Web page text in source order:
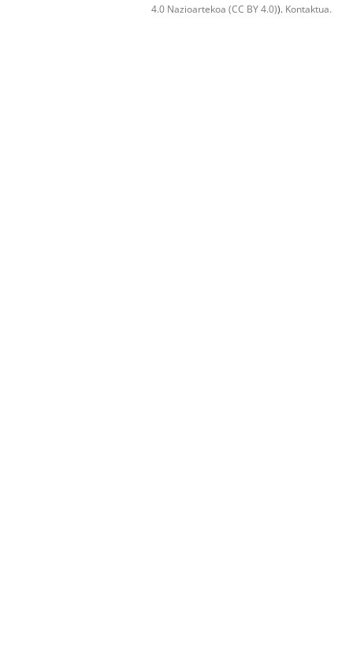
4.0 Nazioartekoa (CC BY 4.0)). Kontaktua.